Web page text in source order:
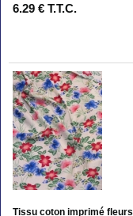
6.29 € T.T.C.
Tissu coton imprimé fleurs